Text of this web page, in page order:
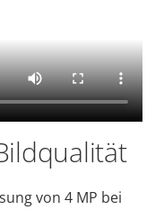
von 4 MP bei